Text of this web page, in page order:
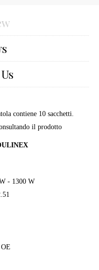
contiene 10 sacchetti.
il prodotto
- 1300 W